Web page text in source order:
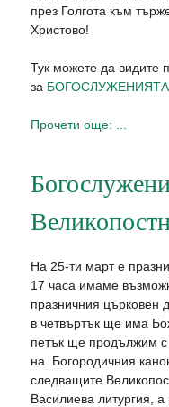
през Голгота към
Христово!
Тук можете да видите
за БОГОСЛУЖЕНИЯТА
Прочети още: ...
На 25-ти март е
17 часа имаме
празничния църковен
в четвъртък ще има
петък ще продължим с
на Богородичния
следващите
Василиева литургия, а